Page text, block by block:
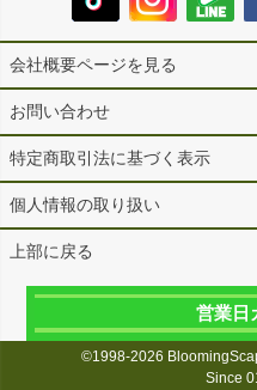
会社概要ページを見る
お問い合わせ
特定商取引法に基づく表示
個人情報の取り扱い
上部に戻る
営業日
©1998-2026
Since